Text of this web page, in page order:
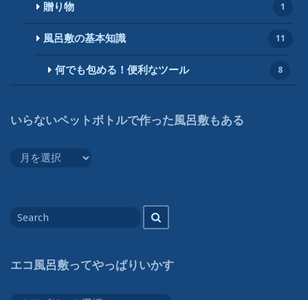
贈り物 1
風呂敷の基本知識 11
何でも包める！便利なツール 8
いらないペットボトルで作った風呂敷もある
ペ
ボ
for
エコ風呂敷ってやっぱりいかす